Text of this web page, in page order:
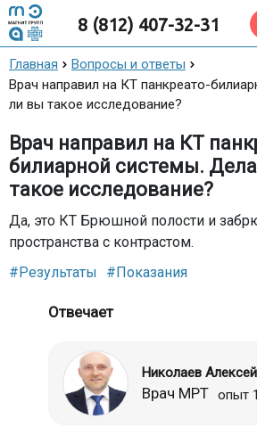
8 (812) 407-32-31
Главная
Вопросы и ответы
Врач направил на КТ панкреато-
ли вы такое исследование?
Врач направил на КТ
билиарной системы.
такое исследование?
Да, это КТ Брюшной полости и
пространства с контрастом.
#Результаты
#Показания
Отвечает
Николаев
Врач МРТ опыт